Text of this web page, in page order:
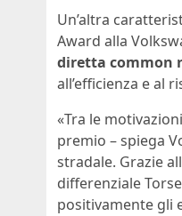
Un’altra
Award alla
diretta common
all’efficienza e al
«Tra le
premio – spiega
stradale. Grazie
differenziale
positivamente gli